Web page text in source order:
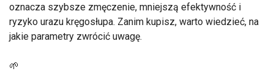
oznacza szybsze zmęczenie, mniejszą efektywność i
ryzyko urazu kręgosłupa. Zanim kupisz, warto wiedzieć, na
jakie parametry zwrócić uwagę.
🌱